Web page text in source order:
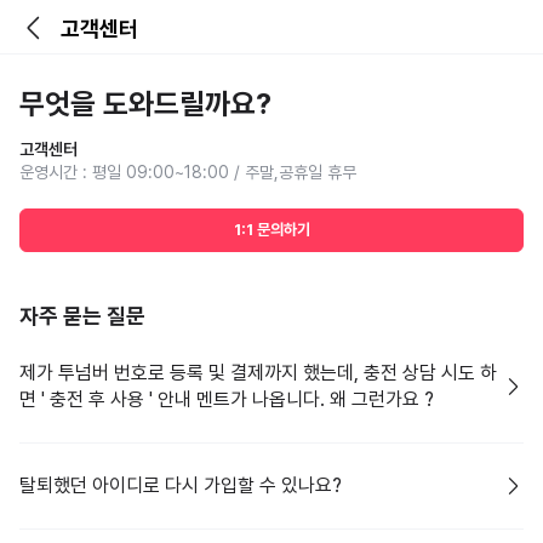
고객센터
무엇을 도와드릴까요?
고객센터
운영시간 : 평일 09:00~18:00 / 주말,공휴일 휴무
1:1 문의하기
자주 묻는 질문
제가 투넘버 번호로 등록 및 결제까지 했는데, 충전 상담 시도 하
면 ' 충전 후 사용 ' 안내 멘트가 나옵니다. 왜 그런가요 ?
탈퇴했던 아이디로 다시 가입할 수 있나요?